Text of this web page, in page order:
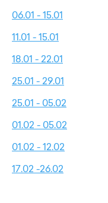
06.01 - 15.01
11.01 - 15.01
18.01 - 22.01
25.01 - 29.01
25.01 - 05.02
01.02 - 05.02
01.02 - 12.02
17.02 -26.02